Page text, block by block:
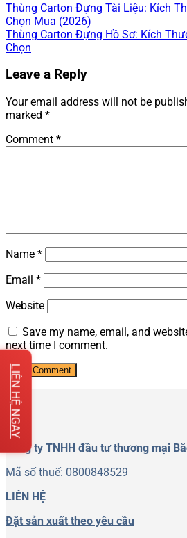
Thùng Carton Đựng Tài Liệu: Kích
Chọn Mua (2026)
Thùng Carton Đựng Hồ Sơ: Kích
Chọn
Leave a Reply
Your email address will not be
marked *
Comment *
Name *
Email *
Website
Save my name, email, and
next time I comment.
Công ty TNHH đầu tư thương mại
Mã số thuế: 0800848529
LIÊN HỆ
Đặt sản xuất theo yêu cầu
LIÊN HỆ NGAY